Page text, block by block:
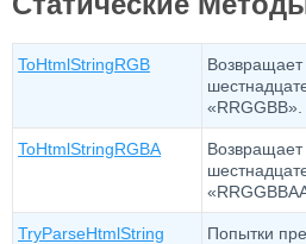
ToHtmlStringRGB
Возвращает
«RRGGBB».
ToHtmlStringRGBA
Возвращает
TryParseHtmlString
Попытки